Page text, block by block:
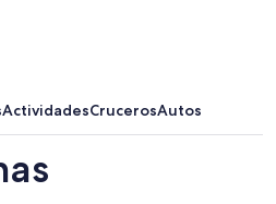
ActividadesCrucerosAutos